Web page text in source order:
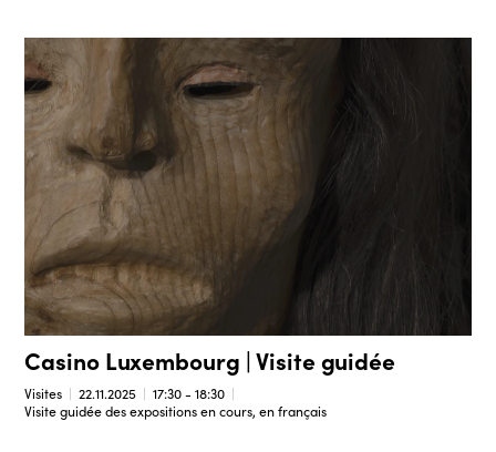
Casino Luxembourg | Visite guidée
Visites 22.11.2025
17:30 - 18:30
Visite guidée des expositions en cours, en français